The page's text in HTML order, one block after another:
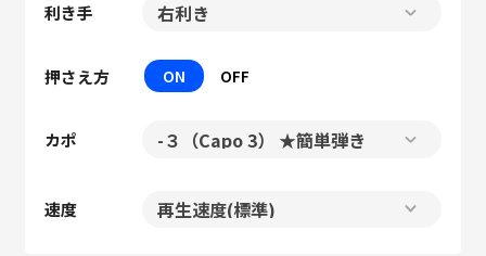
利き手
押さえ方 ON OFF
カポ
速度